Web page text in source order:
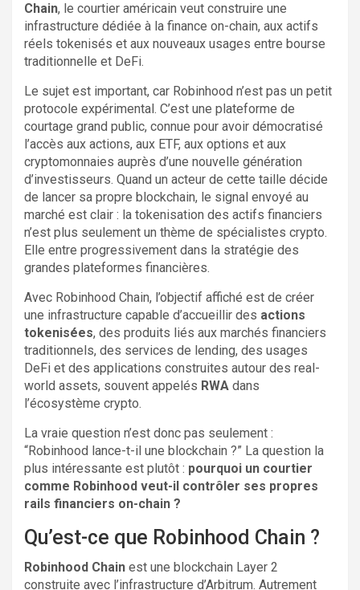
Chain, le courtier américain veut construire une
infrastructure dédiée à la finance on-chain, aux actifs
réels tokenisés et aux nouveaux usages entre bourse
traditionnelle et DeFi.
Le sujet est important, car Robinhood n’est pas un petit
protocole expérimental. C’est une plateforme de
courtage grand public, connue pour avoir démocratisé
l’accès aux actions, aux ETF, aux options et aux
cryptomonnaies auprès d’une nouvelle génération
d’investisseurs. Quand un acteur de cette taille décide
de lancer sa propre blockchain, le signal envoyé au
marché est clair : la tokenisation des actifs financiers
n’est plus seulement un thème de spécialistes crypto.
Elle entre progressivement dans la stratégie des
grandes plateformes financières.
Avec Robinhood Chain, l’objectif affiché est de créer
une infrastructure capable d’accueillir des actions
tokenisées, des produits liés aux marchés financiers
traditionnels, des services de lending, des usages
DeFi et des applications construites autour des real-
world assets, souvent appelés RWA dans
l’écosystème crypto.
La vraie question n’est donc pas seulement :
“Robinhood lance-t-il une blockchain ?” La question la
plus intéressante est plutôt : pourquoi un courtier
comme Robinhood veut-il contrôler ses propres
rails financiers on-chain ?
Qu’est-ce que Robinhood Chain ?
Robinhood Chain est une blockchain Layer 2
construite avec l’infrastructure d’Arbitrum. Autrement